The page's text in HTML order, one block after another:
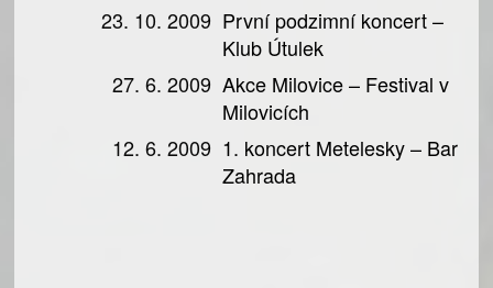
23. 10. 2009 První podzimní koncert –
Klub Útulek
27. 6. 2009 Akce Milovice – Festival v
Milovicích
12. 6. 2009 1. koncert Metelesky – Bar
Zahrada